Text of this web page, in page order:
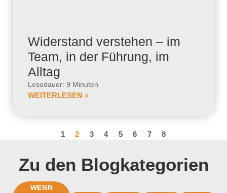
Widerstand verstehen – im
Team, in der Führung, im
Alltag
Lesedauer: 9 Minuten
WEITERLESEN »
1 2 3 4 5 6 7 8
Zu den Blogkategorien
WENN